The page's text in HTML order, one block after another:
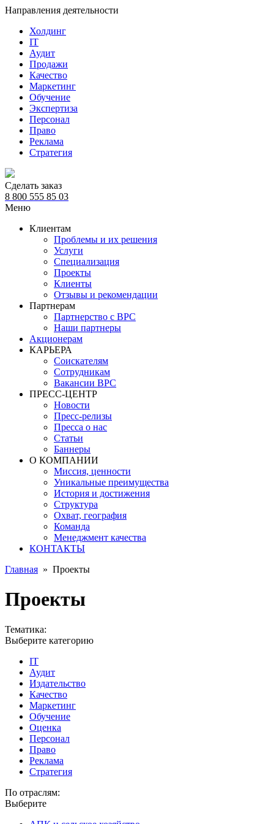
Направления деятельности
Холдинг
IT
Аудит
Продажи
Качество
Маркетинг
Обучение
Экспертиза
Персонал
Право
Реклама
Стратегия
Сделать заказ
8 800 555 85 03
Меню
Клиентам
Проблемы и их решения
Услуги
Специализация
Проекты
Клиенты
Отзывы и рекомендации
Партнерам
Партнерство с BPC
Наши партнеры
Акционерам
КАРЬЕРА
Соискателям
Сотрудникам
Вакансии BPC
ПРЕСС-ЦЕНТР
Новости
Пресс-релизы
Пресса о нас
Статьи
Баннеры
О КОМПАНИИ
Миссия, ценности
Уникальные преимущества
История и достижения
Структура
Охват, география
Команда
Менеджмент качества
КОНТАКТЫ
Главная » Проекты
Проекты
Тематика:
Выберите категорию
IT
Аудит
Издательство
Качество
Маркетинг
Обучение
Оценка
Персонал
Право
Реклама
Стратегия
По отраслям:
Выберите